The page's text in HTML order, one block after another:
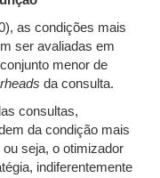
as condições mais
ser avaliadas em
menor de
da consulta.
consultas,
da condição mais
seja, o otimizador
indiferentemente